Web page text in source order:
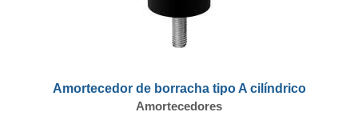
Amortecedor de borracha tipo A cilíndrico
Amortecedores